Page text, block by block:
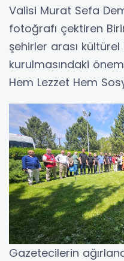
Valisi Murat Sefa
fotoğrafı çektiren
şehirler arası
kurulmasındaki
​Hem Lezzet Hem
​Gazetecilerin